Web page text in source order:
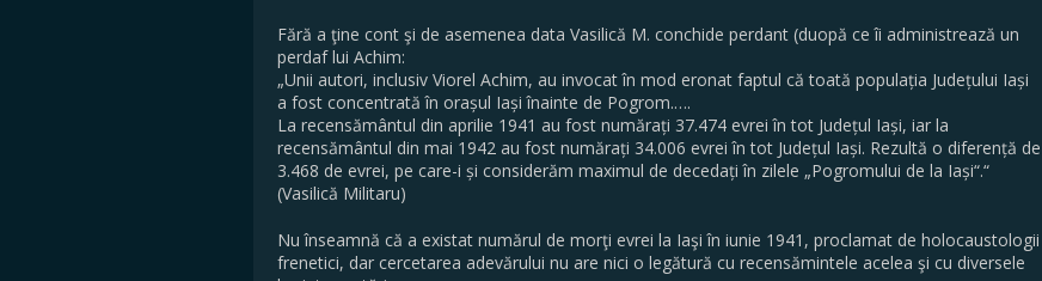
Fără a ţine cont şi de asemenea data Vasilică M. conchide perdant (duopă ce îi administrează un
perdaf lui Achim:
„Unii autori, inclusiv Viorel Achim, au invocat în mod eronat faptul că toată populația Județului Iași
a fost concentrată în orașul Iași înainte de Pogrom.….
La recensământul din aprilie 1941 au fost numărați 37.474 evrei în tot Județul Iași, iar la
recensământul din mai 1942 au fost numărați 34.006 evrei în tot Județul Iași. Rezultă o diferență de
3.468 de evrei, pe care-i și considerăm maximul de decedați în zilele „Pogromului de la Iași“.“
(Vasilică Militaru)
Nu înseamnă că a existat numărul de morţi evrei la Iaşi în iunie 1941, proclamat de holocaustologii
frenetici, dar cercetarea adevărului nu are nici o legătură cu recensămintele acelea şi cu diversele